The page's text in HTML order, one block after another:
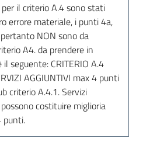
il criterio A.4 sono stati
errore materiale, i punti 4a,
NON sono da
A4. da prendere in
seguente: CRITERIO A.4
AGGIUNTIVI max 4 punti
criterio A.4.1. Servizi
costituire miglioria
punti.